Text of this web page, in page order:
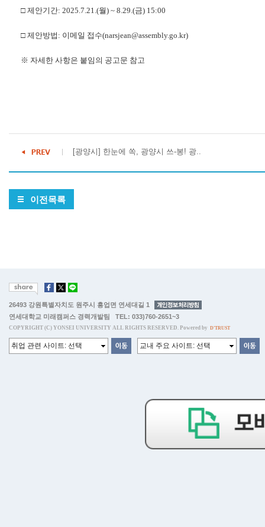
□ 제안기간: 2025.7.21.(월) ~ 8.29.(금) 15:00
□ 제안방법: 이메일 접수(narsjean@assembly.go.kr)
※ 자세한 사항은 붙임의 공고문 참고
[광양시] 한눈에 쏙, 광양시 쓰-봉! 광..
이전목록
26493 강원특별자치도 원주시 흥업면 연세대길 1
연세대학교 미래캠퍼스 경력개발팀 TEL: 033)760-2651~3
COPYRIGHT (C) YONSEI UNIVERSITY ALL RIGHTS RESERVED. Powered by D'TRUST